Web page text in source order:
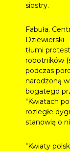
siostry.
Fabuła.
Dziewierski
tłumi
robotników
podczas
narodzoną
bogatego
"Kwiatach
rozległe
stanowią o
"Kwiaty